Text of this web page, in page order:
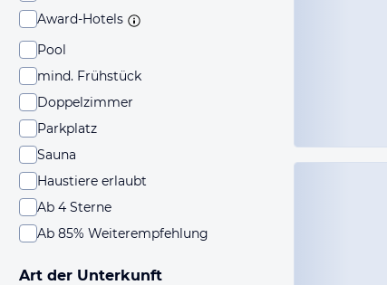
Award-Hotels
Pool
mind. Frühstück
Doppelzimmer
Parkplatz
Sauna
Haustiere erlaubt
Ab 4 Sterne
Ab 85% Weiterempfehlung
Art der Unterkunft